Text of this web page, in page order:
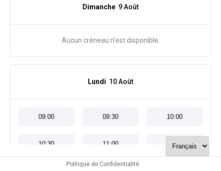
Dimanche 9 Août
Aucun créneau n'est disponible.
Lundi 10 Août
09:00 09:30 10:00
10:30 11:00 11:30
Politique de Confidentialité